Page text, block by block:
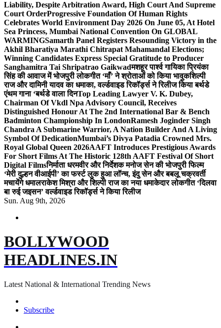
Liability, Despite Arbitration Award, High Court And Supreme
Court OrderProgressive Foundation Of Human Rights
Celebrates World Environment Day 2026 On June 05, At Hotel
Sea Princess, Mumbai National Convention On GLOBAL
WARMINGSamarth Panel Registers Resounding Victory in the
Akhil Bharatiya Marathi Chitrapat Mahamandal Elections;
Winning Candidates Express Special Gratitude to Producer
Sanghamitra Tai Shripatrao Gaikwadमशहूर पार्श्व गायिका प्रियंका
सिंह की आवाज में भोजपुरी लोकगीत ‘माँ’ ने श्रोताओं को किया भावुकशिल्पी
राज और दामिनी यादव का धमाका, वर्ल्डवाइड रिकॉर्ड्स ने रिलीज किया बर्थडे
एंथम गाना ‘बर्थडे वाला दिनTop Leading Lawyer V. K. Dubey,
Chairman Of Vkdl Npa Advisory Council, Receives
Distinguished Honour At The 2nd International Bar & Bench
Badminton Championship In LondonRamesh Joginder Singh
Chandra A Submarine Warrior, A Nation Builder And A Living
Symbol Of DedicationMumbai’s Divya Patadia Crowned Mrs.
Royal Global Queen 2026AAFT Introduces Prestigious Awards
For Short Films At The Historic 128th AAFT Festival Of Short
Digital Filmsनिर्माता धरमवीर और निर्देशक मनोज सेन की भोजपुरी फिल्म
‘मेरी दुल्हन वीआईपी’ का फर्स्ट लुक हुआ लॉन्च, इंदु सेन और बबलू चक्रवर्ती
मचायेंगे धमालराकेश मिश्रा और शिल्पी राज का नया धमाकेदार लोकगीत ‘दिलवा
बा रुई जइसन’ वर्ल्डवाइड रिकॉर्ड्स ने किया रिलीज
Sun. Aug 9th, 2026
BOLLYWOOD
HEADLINES.IN
Latest National & International Trending News
Subscribe